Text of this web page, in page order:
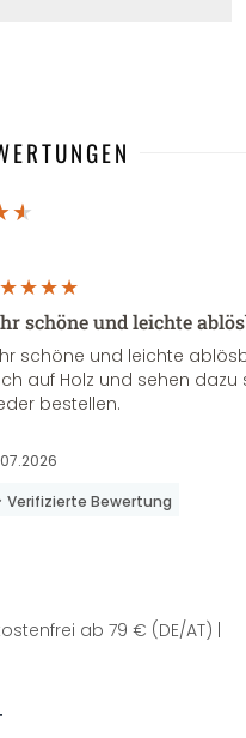
schöne und leichte
schöne und leichte
auf Holz und sehen
bestellen.
Verifizierte Bewertung
ab 79 € (DE/AT) |